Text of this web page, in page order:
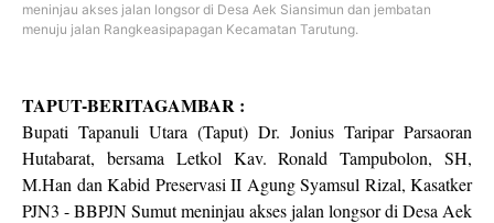
meninjau akses jalan longsor di Desa Aek Siansimun dan jembatan
menuju jalan Rangkeasipapagan Kecamatan Tar‎utung.
TAPUT-BERITAGAMBAR :
Bupati Tapanuli Utara (Taput) Dr. Jonius Taripar Parsaoran
Hutabarat, bersama Letkol Kav. Ronald Tampubolon, SH,
M.Han dan Kabid Preservasi II Agung Syamsul Rizal, Kasatker
PJN3 - BBPJN Sumut meninjau akses jalan longsor di Desa Aek